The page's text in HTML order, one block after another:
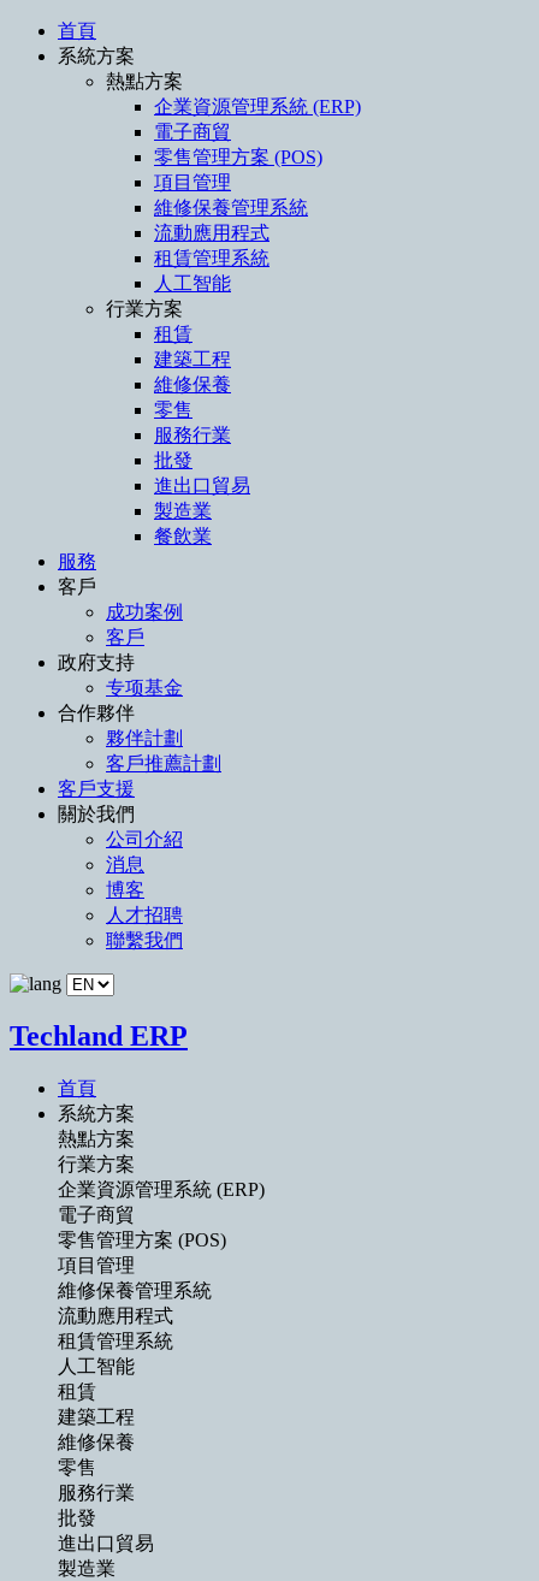
首頁
系統方案
熱點方案
企業資源管理系統 (ERP)
電子商貿
零售管理方案 (POS)
項目管理
維修保養管理系統
流動應用程式
租賃管理系統
人工智能
行業方案
租賃
建築工程
維修保養
零售
服務行業
批發
進出口貿易
製造業
餐飲業
服務
客戶
成功案例
客戶
政府支持
专项基金
合作夥伴
夥伴計劃
客戶推薦計劃
客戶支援
關於我們
公司介紹
消息
博客
人才招聘
聯繫我們
Techland ERP
首頁
系統方案
熱點方案
行業方案
企業資源管理系統 (ERP)
電子商貿
零售管理方案 (POS)
項目管理
維修保養管理系統
流動應用程式
租賃管理系統
人工智能
租賃
建築工程
維修保養
零售
服務行業
批發
進出口貿易
製造業